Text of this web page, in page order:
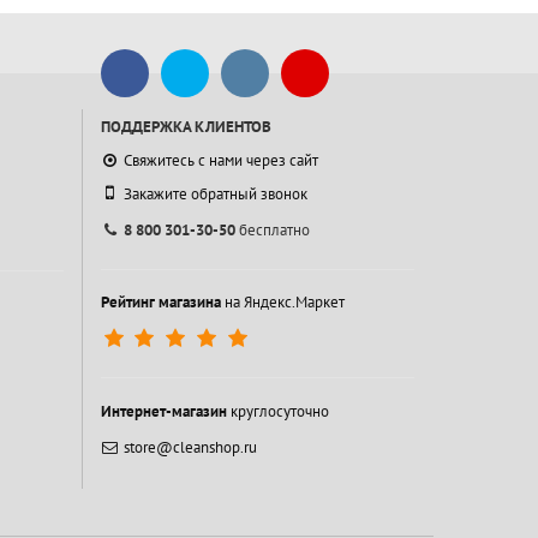
ПОДДЕРЖКА КЛИЕНТОВ
Свяжитесь с нами через сайт
Закажите обратный звонок
8 800 301-30-50бесплатно
Рейтинг магазинана Яндекс.Маркет
Интернет-магазинкруглосуточно
store@cleanshop.ru